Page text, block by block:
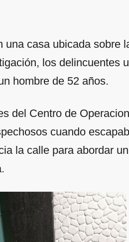
una casa ubicada sobre
los delincuentes
hombre de 52 años.
del Centro de
cuando
la calle para abordar